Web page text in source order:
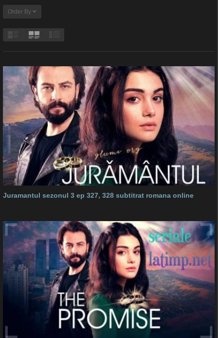
Order By
Juramantul sezonul 3 ep 327, 328 subtitrat romana online